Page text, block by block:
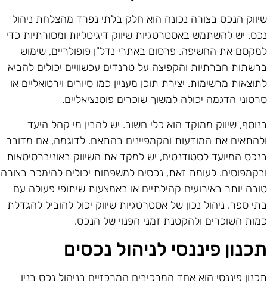
הנכס בצורה נכונה הוא חלק בלתי נפרד מהצלחת ניהול
יש להשתמש באסטרטגיות שיווק דיגיטליות ומסורתיות כדי
את החשיפה. פרסום באתרי נדל"ן פופולריים, שימוש
חברתיות והקפיצה על טרנדים עכשוויים יכולים להביא
מרשימות. יצירת תוכן מעניין כמו סיורים וירטואליים או
הדגמה יכולה למשוך שוכרים פוטנציאליים.
שיווק ממוקד הוא כלי חשוב. יש להבין מי קהל היעד
את המודעות והקמפיינים בהתאם. לדוגמה, אם מדובר
המיועד לסטודנטים, יש למקד את השיווק באוניברסיטאות
לעומת זאת, נכסים למשפחות יכולים להימכר בצורה
יותר באירועים קהילתיים או באמצעות שיתופי פעולה עם
ספר. ניהול נכון של אסטרטגיות שיווק יכול להוביל להגדלת
השוכרים ולהקטנת זמני הפנוי של הנכס.
פיננסי לניהול נכסים
פיננסי הוא אחד המרכיבים המרכזיים בניהול נכס בניו